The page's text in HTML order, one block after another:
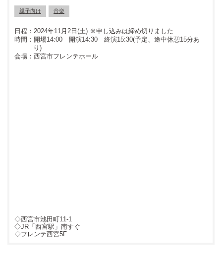
親子向け 音楽
2024年11月2日(土) ※申し込みは締め切りました
開場14:00 開演14:30 終演15:30(予定、途中休憩15分あ
り)
西宮市フレンテホール
◇西宮市池田町11-1
◇JR「西宮駅」南すぐ
◇フレンテ西宮5F